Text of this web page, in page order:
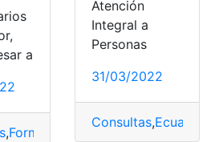
,Ecuador
a
,Formulario guía penitenciario
Atención
Integral a
Personas
31/03/2022
Consultas,Ecuador